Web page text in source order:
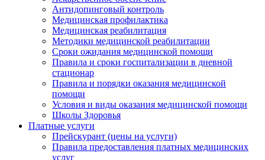
Антидопинговый контроль
Медицинская профилактика
Медицинская реабилитация
Методики медицинской реабилитации
Сроки ожидания медицинской помощи
Правила и сроки госпитализации в дневной
стационар
Правила и порядки оказания медицинской
помощи
Условия и виды оказания медицинской помощи
Школы Здоровья
Платные услуги
Прейскурант (цены на услуги)
Правила предоставления платных медицинских
услуг